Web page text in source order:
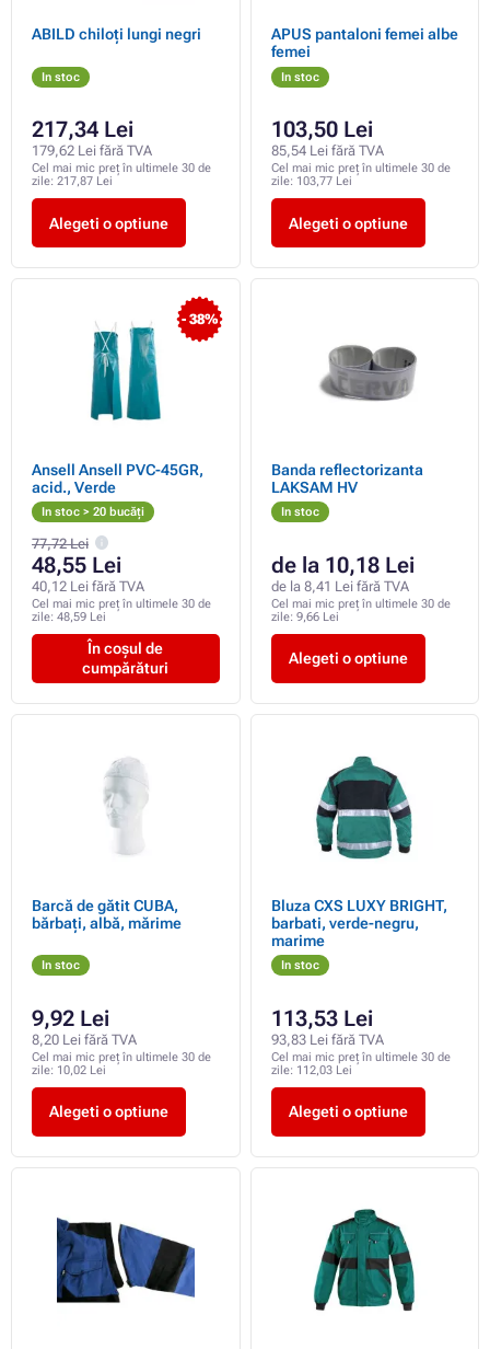
ABILD chiloți lungi negri
In stoc
217,34 Lei
179,62 Lei fără TVA
Cel mai mic preț în ultimele 30 de
zile: 217,87 Lei
Alegeti o optiune
APUS pantaloni femei albe
femei
In stoc
103,50 Lei
85,54 Lei fără TVA
Cel mai mic preț în ultimele 30 de
zile: 103,77 Lei
Alegeti o optiune
- 38%
Ansell Ansell PVC-45GR,
acid., Verde
In stoc > 20 bucăți
77,72 Lei
48,55 Lei
40,12 Lei fără TVA
Cel mai mic preț în ultimele 30 de
zile: 48,59 Lei
În coșul de
cumpărături
Banda reflectorizanta
LAKSAM HV
In stoc
de la 10,18 Lei
de la 8,41 Lei fără TVA
Cel mai mic preț în ultimele 30 de
zile: 9,66 Lei
Alegeti o optiune
Barcă de gătit CUBA,
bărbați, albă, mărime
In stoc
9,92 Lei
8,20 Lei fără TVA
Cel mai mic preț în ultimele 30 de
zile: 10,02 Lei
Alegeti o optiune
Bluza CXS LUXY BRIGHT,
barbati, verde-negru,
marime
In stoc
113,53 Lei
93,83 Lei fără TVA
Cel mai mic preț în ultimele 30 de
zile: 112,03 Lei
Alegeti o optiune